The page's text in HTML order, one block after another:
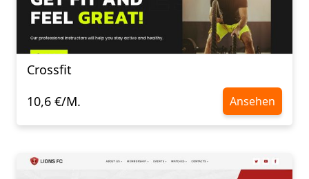
Crossfit
10,6 €/M.
Ansehen